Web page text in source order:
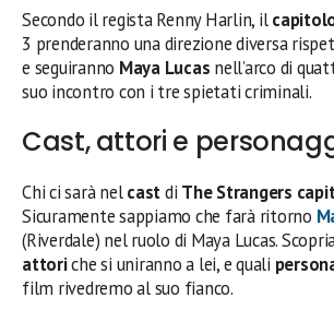
Secondo il regista Renny Harlin, il
3 prenderanno una direzione diversa
e seguiranno Maya Lucas nell’arco di
suo incontro con i tre spietati criminali.
Cast, attori e
Chi ci sarà nelcastdi The Strangers
Sicuramente sappiamo che farà ritorno
(Riverdale) nel ruolo di Maya Lucas.
attoriche si uniranno a lei, e quali
film rivedremo al suo fianco.